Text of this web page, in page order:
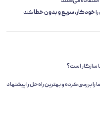
خودکار، سریع و بدون خطاکند
سازگار است؟
بررسی کرده و بهترین راه‌حل را پیشنهاد